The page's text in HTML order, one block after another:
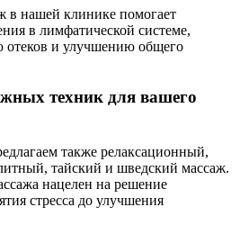
нашей клинике помогает
в лимфатической системе,
отеков и улучшению общего
техник для вашего
также релаксационный,
тайский и шведский массаж.
нацелен на решение
стресса до улучшения